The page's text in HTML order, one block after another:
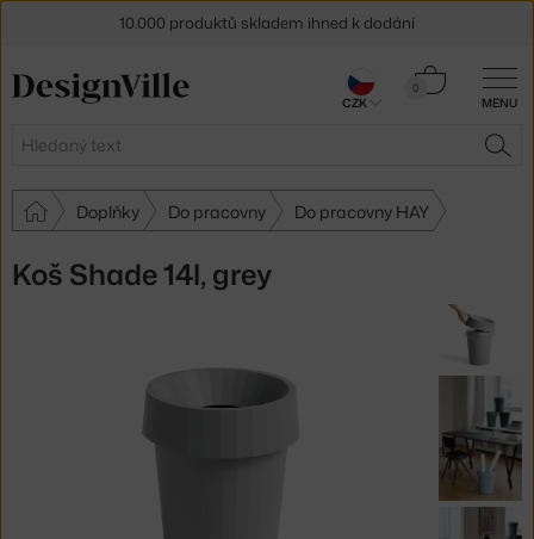
MENU
Hledat
0
Košík
Doplňky Do pracovny Do pracovny HAY
Koš Shade 14l, grey
10.000 produktů skladem ihned k dodání
Sleva 5 % pro odběratele
CZK